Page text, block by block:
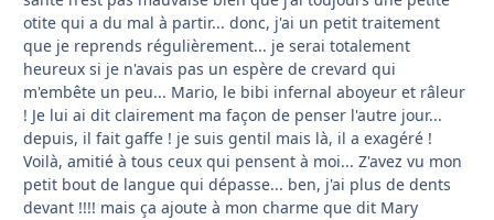
otite qui a du mal à partir... donc, j'ai un petit traitement
que je reprends régulièrement... je serai totalement
heureux si je n'avais pas un espère de crevard qui
m'embête un peu... Mario, le bibi infernal aboyeur et râleur
! Je lui ai dit clairement ma façon de penser l'autre jour...
depuis, il fait gaffe ! je suis gentil mais là, il a exagéré !
Voilà, amitié à tous ceux qui pensent à moi... Z'avez vu mon
petit bout de langue qui dépasse... ben, j'ai plus de dents
devant !!!! mais ça ajoute à mon charme que dit Mary